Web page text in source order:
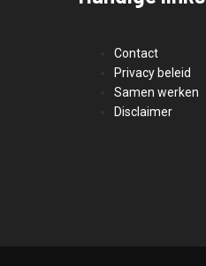
Contact
Privacy beleid
Samen werken
Disclaimer